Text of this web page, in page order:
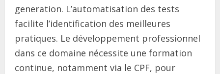
generation. L’automatisation des tests
facilite l’identification des meilleures
pratiques. Le développement professionnel
dans ce domaine nécessite une formation
continue, notamment via le CPF, pour